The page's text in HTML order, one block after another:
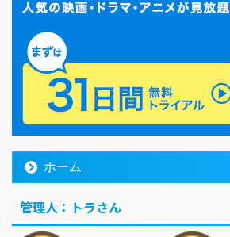
ホーム
管理人：トラさん